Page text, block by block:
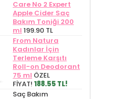
Care No 2 Expert
Apple Cider Saç
Bakım Toniği 200
ml 199.90 TL
From Natura
Kadınlar İçin
Terleme Karşıtı
Roll-on Deodorant
75 ml ÖZEL
FİYAT! 188.55 TL!
Saç Bakım